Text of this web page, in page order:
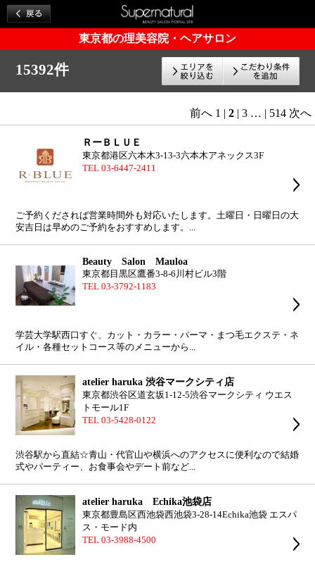
東京都の理美容院・ヘアサロン
15392件
前へ 1 | 2 | 3 … | 514 次へ
ＲーＢＬＵＥ
東京都港区六本木3‐13‐3六本木アネックス3F
TEL 03-6447-2411
ご予約くだされば営業時間外も対応いたします。土曜日・日曜日の大
安吉日は早めのご予約をおすすめします。...
Beauty Salon Mauloa
東京都目黒区鷹番3-8-6川村ビル3階
TEL 03-3792-1183
学芸大学駅西口すぐ、カット・カラー・パーマ・まつ毛エクステ・ネ
イル・各種セットコース等のメニューから...
atelier haruka 渋谷マークシティ店
東京都渋谷区道玄坂1-12-5渋谷マークシティ ウエス
トモール1F
TEL 03-5428-0122
渋谷駅から直結☆青山・代官山や横浜へのアクセスに便利なので結婚
式やパーティー、お食事会やデート前など...
atelier haruka Echika池袋店
東京都豊島区西池袋西池袋3-28-14Echika池袋 エスパ
ス・モード内
TEL 03-3988-4500